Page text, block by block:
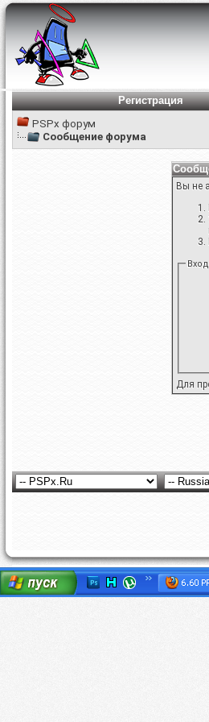
Регистрация
PSPx форум
Сообщение форума
Вы не
Вход
Для